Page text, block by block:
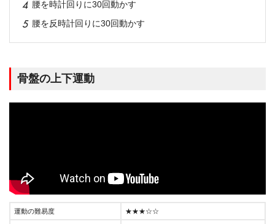
腰を時計回りに30回動かす
腰を反時計回りに30回動かす
骨盤の上下運動
運動の難易度 ★★★☆☆